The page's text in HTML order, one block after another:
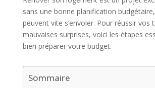
sans une bonne planification
peuvent vite s’envoler. Pour réussir vos
mauvaises surprises, voici les étapes
bien préparer votre budget.
Sommaire